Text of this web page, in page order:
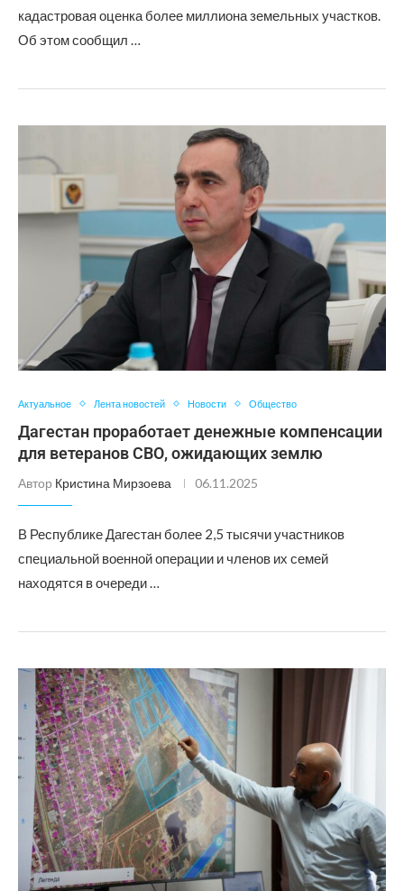
кадастровая оценка более миллиона земельных участков.
Об этом сообщил …
Актуальное Лента новостей Новости Общество
Дагестан проработает денежные компенсации
для ветеранов СВО, ожидающих землю
Автор Кристина Мирзоева 06.11.2025
В Республике Дагестан более 2,5 тысячи участников
специальной военной операции и членов их семей
находятся в очереди …